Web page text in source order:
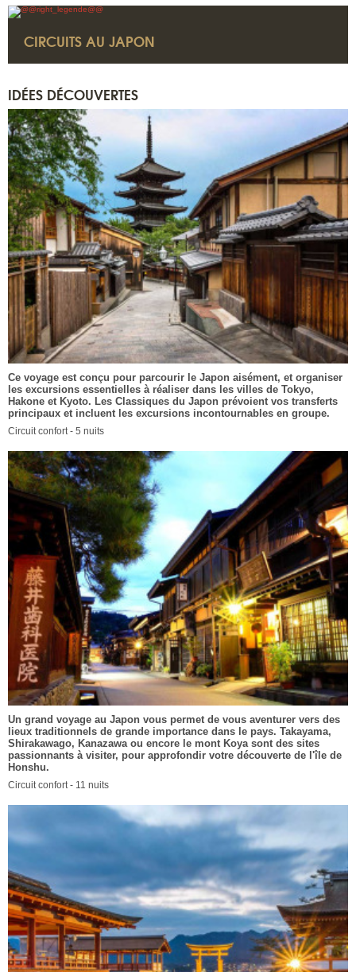
CIRCUITS AU JAPON
IDÉES DÉCOUVERTES
Ce voyage est conçu pour parcourir le Japon aisément, et organiser
les excursions essentielles à réaliser dans les villes de Tokyo,
Hakone et Kyoto. Les Classiques du Japon prévoient vos transferts
principaux et incluent les excursions incontournables en groupe.
Circuit confort - 5 nuits
Un grand voyage au Japon vous permet de vous aventurer vers des
lieux traditionnels de grande importance dans le pays. Takayama,
Shirakawago, Kanazawa ou encore le mont Koya sont des sites
passionnants à visiter, pour approfondir votre découverte de l'île de
Honshu.
Circuit confort - 11 nuits